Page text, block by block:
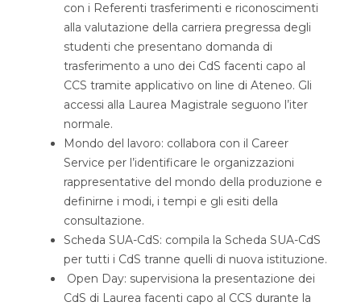
con i Referenti trasferimenti e riconoscimenti
alla valutazione della carriera pregressa degli
studenti che presentano domanda di
trasferimento a uno dei CdS facenti capo al
CCS tramite applicativo on line di Ateneo. Gli
accessi alla Laurea Magistrale seguono l’iter
normale.
Mondo del lavoro: collabora con il Career
Service per l’identificare le organizzazioni
rappresentative del mondo della produzione e
definirne i modi, i tempi e gli esiti della
consultazione.
Scheda SUA-CdS: compila la Scheda SUA-CdS
per tutti i CdS tranne quelli di nuova istituzione.
Open Day: supervisiona la presentazione dei
CdS di Laurea facenti capo al CCS durante la